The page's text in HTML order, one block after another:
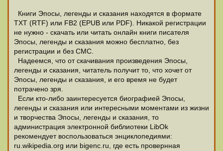
Книги Эпосы, легенды и сказания находятся в формате
ТХТ (RTF) или FB2 (EPUB или PDF). Никакой регистрации
не нужно - скачать или читать онлайн книги писателя
Эпосы, легенды и сказания можно бесплатно, без
регистрации и без СМС.
Надеемся, что от скачивания произведения Эпосы,
легенды и сказания, читатель получит то, что хочет от
Эпосы, легенды и сказания, и его время не будет
потрачено зря.
Если кто-либо заинтересуется биографией Эпосы,
легенды и сказания или интересными моментами из жизни
и творчества Эпосы, легенды и сказания, то
администрация электронной библиотеки LibOk
рекомендует воспользоваться энциклопедиями:
ru.wikipedia.org или bigenc.ru, где есть провернная